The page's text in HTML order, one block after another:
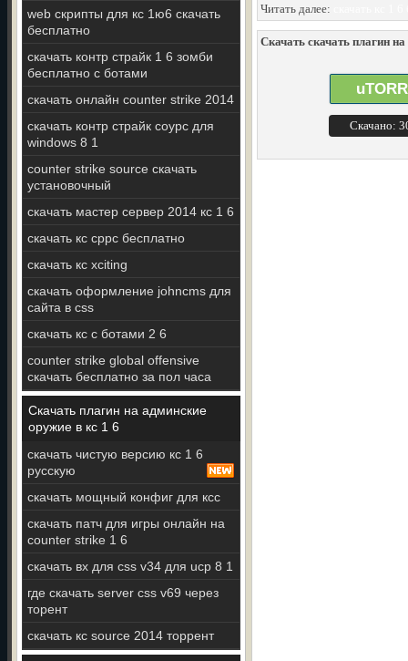
web скрипты для кс 1ю6 скачать
бесплатно
скачать контр страйк 1 6 зомби
бесплатно с ботами
скачать онлайн counter strike 2014
скачать контр страйк соурс для
windows 8 1
counter strike source скачать
установочный
скачать мастер сервер 2014 кс 1 6
скачать кс сррс бесплатно
скачать кс xciting
скачать оформление johncms для
сайта в css
скачать кс с ботами 2 6
counter strike global offensive
скачать бесплатно за пол часа
Скачать плагин на админские
оружие в кс 1 6
скачать чистую версию кс 1 6
русскую
скачать мощный конфиг для ксс
скачать патч для игры онлайн на
counter strike 1 6
скачать вх для css v34 для ucp 8 1
где скачать server css v69 через
торент
скачать кс source 2014 торрент
Читать далее:
Скачать скачать плагин
Скачано: